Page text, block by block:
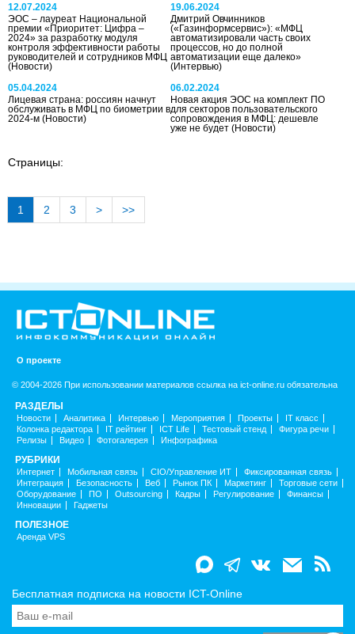
12.07.2024
ЭОС – лауреат Национальной
премии «Приоритет: Цифра –
2024» за разработку модуля
контроля эффективности работы
руководителей и сотрудников МФЦ
(Новости)
19.06.2024
Дмитрий Овчинников
(«Газинформсервис»): «МФЦ
автоматизировали часть своих
процессов, но до полной
автоматизации еще далеко»
(Интервью)
05.04.2024
Лицевая страна: россиян начнут
обслуживать в МФЦ по биометрии в
2024-м (Новости)
06.02.2024
Новая акция ЭОС на комплект ПО
для секторов пользовательского
сопровождения в МФЦ: дешевле
уже не будет(Новости)
Страницы:
1 2 3 > >>
О проекте
© 2004-2026 При использовании материалов ссылка на ict-online.ru обязательна
РАЗДЕЛЫ
Новости Аналитика Интервью Мероприятия Проекты
IT класс
Колонка редактора
IT рейтинг ICT Life Тестовый стенд
Фигура речи
Релизы
Видео Фотогалерея Инфографика
РУБРИКИ
Интернет Мобильная связь CIO/Управление ИТ
Фиксированная связь
Интеграция
Безопасность Веб Рынок ПК Маркетинг
Торговые сети
Оборудование
ПО Outsourcing Кадры Регулирование
Финансы
Инновации
Гаджеты
ПОЛЕЗНОЕ
Аренда VPS
Бесплатная подписка на новости ICT-Online